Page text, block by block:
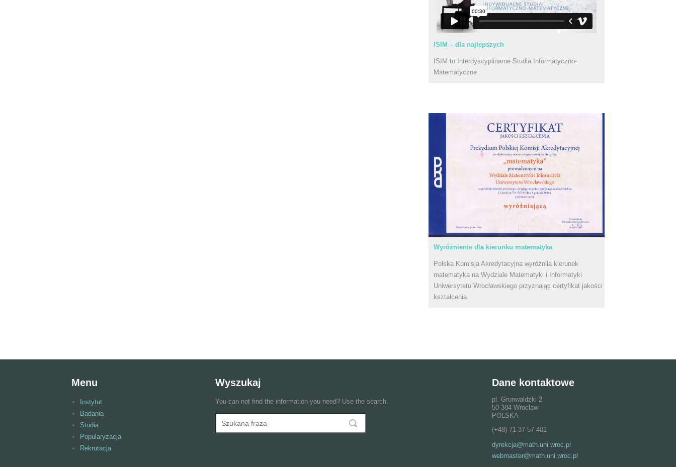
ISIM – dla najlepszych
ISIM to Interdyscyplinarne Studia Informatyczno-
Matematyczne.
Wyróżnienie dla kierunku matematyka
Polska Komisja Akredytacyjna wyróżniła kierunek
matematyka na Wydziale Matematyki i Informatyki
Uniwersytetu Wrocławskiego przyznając certyfikat jakości
kształcenia.
Menu
Instytut
Badania
Studia
Popularyzacja
Rekrutacja
Wyszukaj
You can not find the information you need? Use the search.
Formularz wyszukiwania
Wyszukaj
Dane kontaktowe
pl. Grunwaldzki 2
50-384 Wrocław
POLSKA
(+48) 71 37 57 401
dyrekcja@math.uni.wroc.pl
webmaster@math.uni.wroc.pl